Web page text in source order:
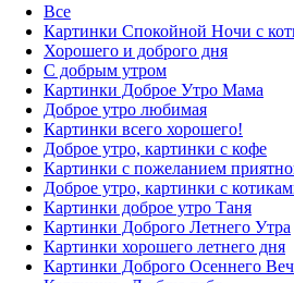
Все
Картинки Спокойной Ночи с
Хорошего и доброго дня
С добрым утром
Картинки Доброе Утро Мама
Доброе утро любимая
Картинки всего хорошего!
Доброе утро, картинки с кофе
Картинки с пожеланием
Доброе утро, картинки с
Картинки доброе утро Таня
Картинки Доброго Летнего Утра
Картинки хорошего летнего дня
Картинки Доброго Осеннего